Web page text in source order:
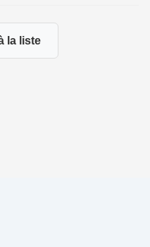
la liste